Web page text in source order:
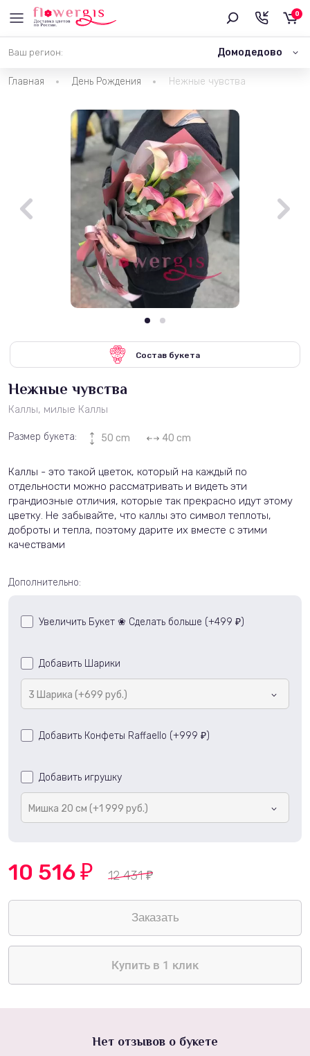
Ваш регион: Домодедово
0
Главная День Рождения Нежные чувства
Состав букета
Нежные чувства
Каллы, милые Каллы
Размер букета: 50 cm 40 cm
Каллы - это такой цветок, который на каждый по
отдельности можно рассматривать и видеть эти
грандиозные отличия, которые так прекрасно идут этому
цветку. Не забывайте, что каллы это символ теплоты,
доброты и тепла, поэтому дарите их вместе с этими
качествами
Дополнительно:
Увеличить Букет ❀ Сделать больше (+499 ₽ )
Добавить Шарики
3 Шарика (+699 руб.)
Добавить Конфеты Raffaello (+999 ₽ )
Добавить игрушку
Мишка 20 см (+1 999 руб.)
10 516 ₽ 12 431₽
Купить в 1 клик
Нет отзывов о букете